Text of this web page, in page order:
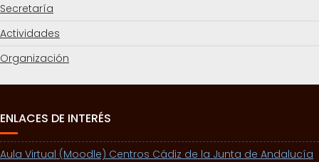
Secretaría
Actividades
Organización
ENLACES DE INTERÉS
Aula Virtual (Moodle) Centros Cádiz de la Junta de Andalucía